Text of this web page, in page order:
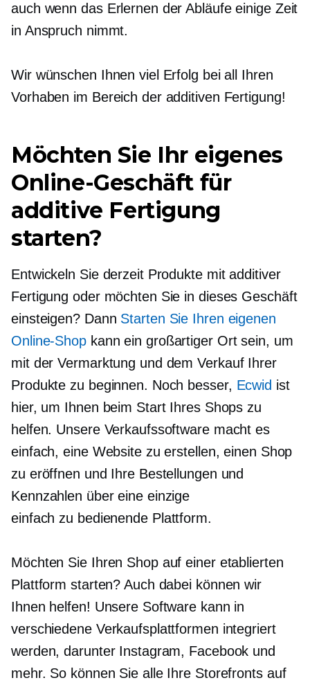
auch wenn das Erlernen der Abläufe einige Zeit
in Anspruch nimmt.
Wir wünschen Ihnen viel Erfolg bei all Ihren
Vorhaben im Bereich der additiven Fertigung!
Möchten Sie Ihr eigenes
Online-Geschäft für
additive Fertigung
starten?
Entwickeln Sie derzeit Produkte mit additiver
Fertigung oder möchten Sie in dieses Geschäft
einsteigen? Dann Starten Sie Ihren eigenen
Online-Shopkann ein großartiger Ort sein, um
mit der Vermarktung und dem Verkauf Ihrer
Produkte zu beginnen. Noch besser, Ecwid ist
hier, um Ihnen beim Start Ihres Shops zu
helfen. Unsere Verkaufssoftware macht es
einfach, eine Website zu erstellen, einen Shop
zu eröffnen und Ihre Bestellungen und
Kennzahlen über eine einzige
einfach zu bedienendePlattform.
Möchten Sie Ihren Shop auf einer etablierten
Plattform starten? Auch dabei können wir
Ihnen helfen! Unsere Software kann in
verschiedene Verkaufsplattformen integriert
werden, darunter Instagram, Facebook und
mehr. So können Sie alle Ihre Storefronts auf